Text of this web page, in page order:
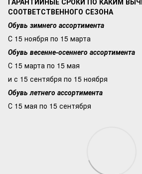
СООТВЕТСТВЕННОГО СЕЗОНА
Обувь зимнего ассортимента
С 15 ноября по 15 марта
Обувь весенне-осеннего ассортимента
С 15 марта по 15 мая
и с 15 сентября по 15 ноября
Обувь летнего ассортимента
С 15 мая по 15 сентября